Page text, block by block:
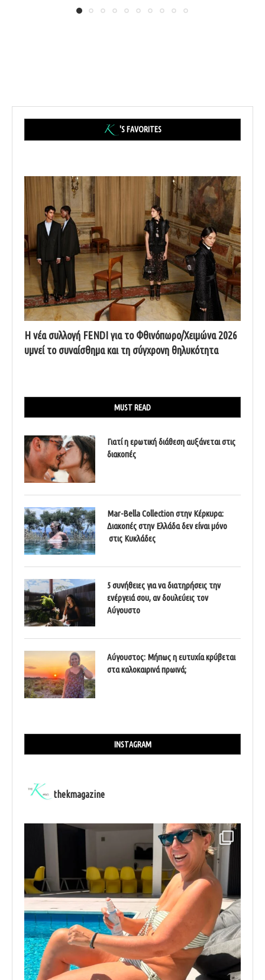
'S FAVORITES
Η νέα συλλογή FENDI για το Φθινόπωρο/Χειμώνα 2026
υμνεί το συναίσθημα και τη σύγχρονη θηλυκότητα
MUST READ
Γιατί η ερωτική διάθεση αυξάνεται στις
διακοπές
Mar-Bella Collection στην Κέρκυρα:
Διακοπές στην Ελλάδα δεν είναι μόνο
στις Κυκλάδες
5 συνήθειες για να διατηρήσεις την
ενέργειά σου, αν δουλεύεις τον
Αύγουστο
Αύγουστος: Μήπως η ευτυχία κρύβεται
στα καλοκαιρινά πρωινά;
INSTAGRAM
thekmagazine